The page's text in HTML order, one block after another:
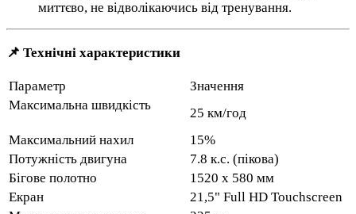
миттєво, не відволікаючись від тренування.
📌 Технічні характеристики
Параметр
Значення
Максимальна швидкість
25 км/год
Максимальний нахил
15%
Потужність двигуна
7.8 к.с. (пікова)
Бігове полотно
1520 х 580 мм
Екран
21,5" Full HD Touchscreen